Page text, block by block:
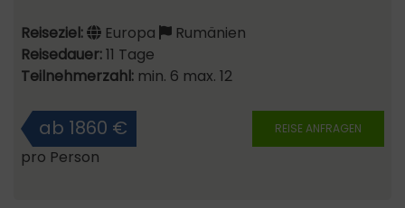
Reiseziel: Europa
Rumänien
Reisedauer:11 Tage
Teilnehmerzahl: min. 6 max. 12
REISE ANFRAGEN
ab 1860 €
pro Person